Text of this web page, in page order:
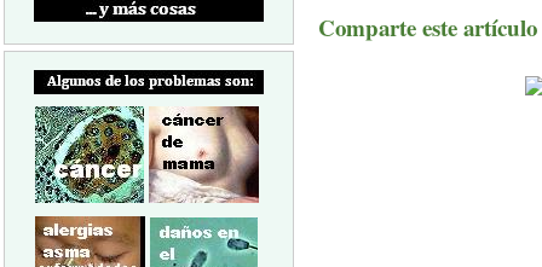
Comparte este artículo